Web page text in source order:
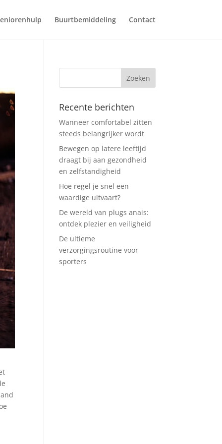
Buurtbemiddeling Contact
Recente berichten
Wanneer comfortabel zitten
steeds belangrijker wordt
Bewegen op latere leeftijd
draagt bij aan gezondheid
en zelfstandigheid
Hoe regel je snel een
waardige uitvaart?
De wereld van plugs anais:
ontdek plezier en veiligheid
De ultieme
verzorgingsroutine voor
sporters